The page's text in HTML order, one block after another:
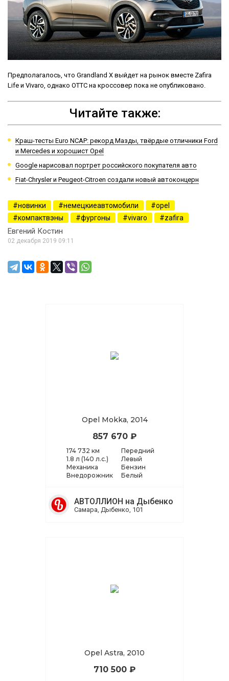
Предполагалось, что Grandland X выйдет на рынок вместе Zafira
Life и Vivaro, однако ОТТС на кроссовер пока не опубликовано.
Читайте также:
Краш-тесты Euro NCAP: рекорд Мазды, твёрдые отличники Ford
и Mercedes и хорошист Opel
Google нарисовал портрет российского покупателя авто
Fiat-Chrysler и Peugeot-Citroen создали новый автоконцерн
новинки немецкиеавтомобили
opel
компактвэны
фургоны vivaro zafira
Евгений Костин
02 декабря 2019 09:11
Opel Mokka, 2014
857 670 ₽
174 732 км
1.8 л (140 л.с.)
Механика
Внедорожник
Передний
Левый
Бензин
Белый
АВТОЛЛИОН на Дыбенко
Самара, Дыбенко, 101
Opel Astra, 2010
710 500 ₽